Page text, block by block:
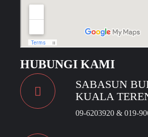
HUBUNGI KAMI
SABASUN
KUALA
09-6203920 & 019-